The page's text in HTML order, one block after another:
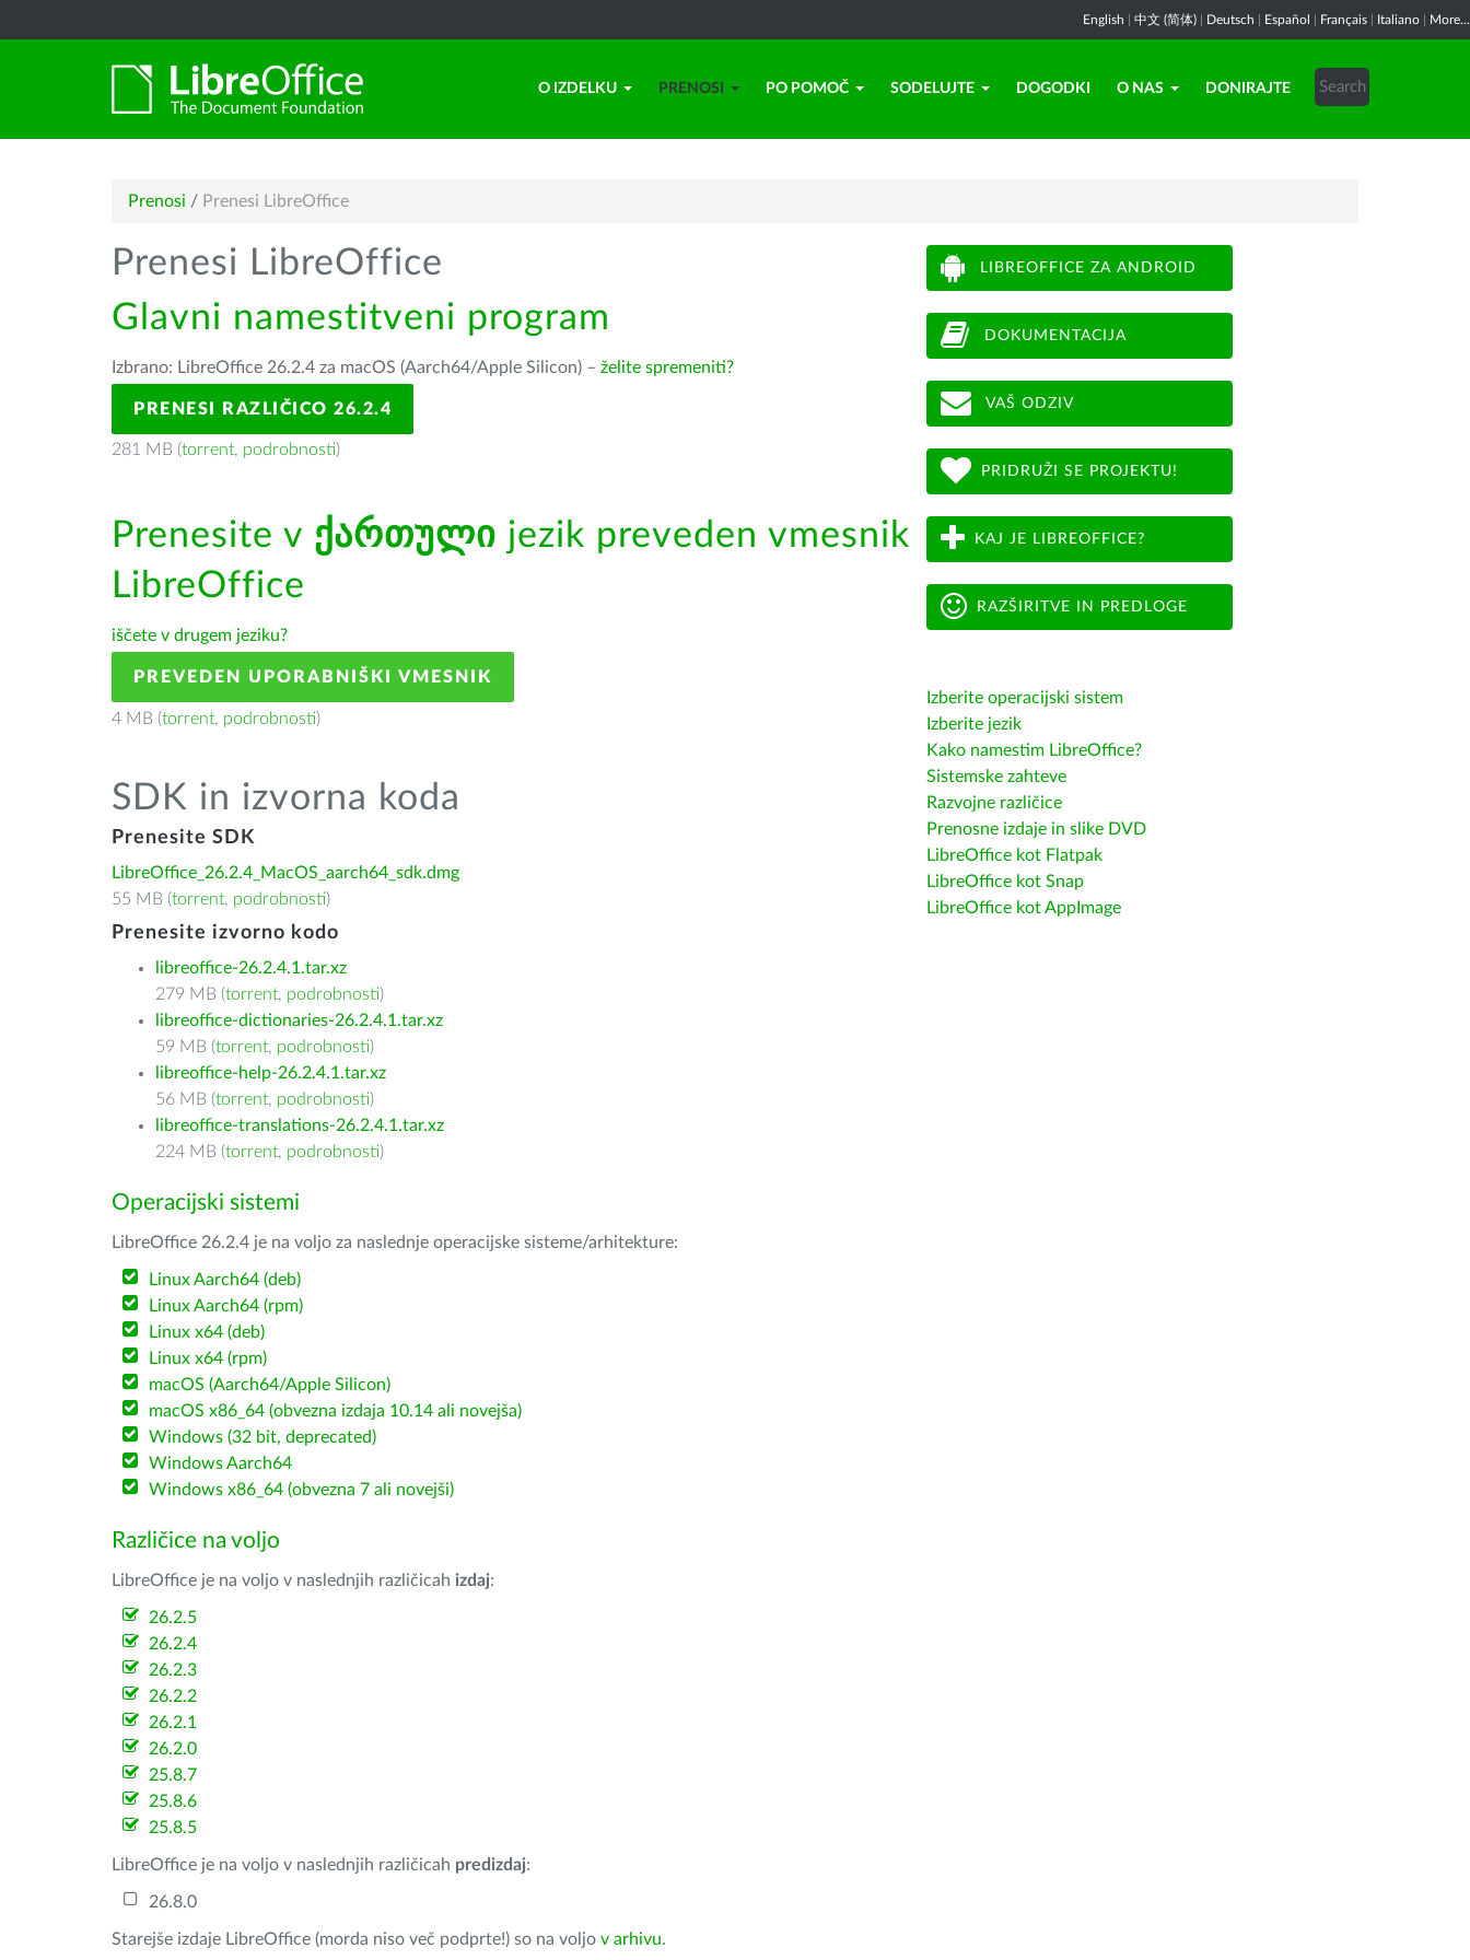
English 中文 (简体) Deutsch Español Français Italiano More...
O IZDELKU PRENOSI PO POMOČ SODELUJTE DOGODKI O NAS DONIRAJTE
Prenosi / Prenesi LibreOffice
Prenesi LibreOffice
Glavni namestitveni program
Izbrano: LibreOffice 26.2.4 za macOS (Aarch64/Apple Silicon) – želite spremeniti?
PRENESI RAZLIČICO 26.2.4
281 MB (torrent, podrobnosti)
Prenesite v ქართული jezik preveden vmesnik
LibreOffice
iščete v drugem jeziku?
PREVEDEN UPORABNIŠKI VMESNIK
4 MB (torrent, podrobnosti)
SDK in izvorna koda
Prenesite SDK
LibreOffice_26.2.4_MacOS_aarch64_sdk.dmg
55 MB (torrent, podrobnosti)
Prenesite izvorno kodo
libreoffice-26.2.4.1.tar.xz
279 MB (torrent, podrobnosti)
libreoffice-dictionaries-26.2.4.1.tar.xz
59 MB (torrent, podrobnosti)
libreoffice-help-26.2.4.1.tar.xz
56 MB (torrent, podrobnosti)
libreoffice-translations-26.2.4.1.tar.xz
224 MB (torrent, podrobnosti)
Operacijski sistemi
LibreOffice 26.2.4 je na voljo za naslednje operacijske sisteme/arhitekture:
Linux Aarch64 (deb)
Linux Aarch64 (rpm)
Linux x64 (deb)
Linux x64 (rpm)
macOS (Aarch64/Apple Silicon)
macOS x86_64 (obvezna izdaja 10.14 ali novejša)
Windows (32 bit, deprecated)
Windows Aarch64
Windows x86_64 (obvezna 7 ali novejši)
Različice na voljo
LibreOffice je na voljo v naslednjih različicah izdaj:
26.2.5
26.2.4
26.2.3
26.2.2
26.2.1
26.2.0
25.8.7
25.8.6
25.8.5
LibreOffice je na voljo v naslednjih različicah predizdaj:
26.8.0
Starejše izdaje LibreOffice (morda niso več podprte!) so na voljo v arhivu.
LIBREOFFICE ZA ANDROID
DOKUMENTACIJA
VAŠ ODZIV
PRIDRUŽI SE PROJEKTU!
KAJ JE LIBREOFFICE?
RAZŠIRITVE IN PREDLOGE
Izberite operacijski sistem
Izberite jezik
Kako namestim LibreOffice?
Sistemske zahteve
Razvojne različice
Prenosne izdaje in slike DVD
LibreOffice kot Flatpak
LibreOffice kot Snap
LibreOffice kot AppImage